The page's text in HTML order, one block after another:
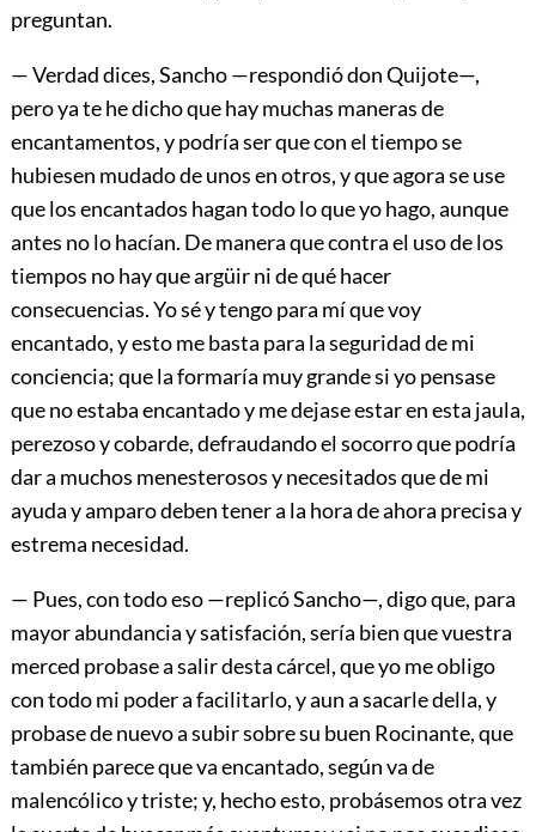
preguntan.
— Verdad dices, Sancho —respondió don Quijote—,
pero ya te he dicho que hay muchas maneras de
encantamentos, y podría ser que con el tiempo se
hubiesen mudado de unos en otros, y que agora se use
que los encantados hagan todo lo que yo hago, aunque
antes no lo hacían. De manera que contra el uso de los
tiempos no hay que argüir ni de qué hacer
consecuencias. Yo sé y tengo para mí que voy
encantado, y esto me basta para la seguridad de mi
conciencia; que la formaría muy grande si yo pensase
que no estaba encantado y me dejase estar en esta jaula,
perezoso y cobarde, defraudando el socorro que podría
dar a muchos menesterosos y necesitados que de mi
ayuda y amparo deben tener a la hora de ahora precisa y
estrema necesidad.
— Pues, con todo eso —replicó Sancho—, digo que, para
mayor abundancia y satisfación, sería bien que vuestra
merced probase a salir desta cárcel, que yo me obligo
con todo mi poder a facilitarlo, y aun a sacarle della, y
probase de nuevo a subir sobre su buen Rocinante, que
también parece que va encantado, según va de
malencólico y triste; y, hecho esto, probásemos otra vez